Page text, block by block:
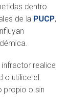
dentro
de la PUCP,
realice
o utilice el
propio o sin